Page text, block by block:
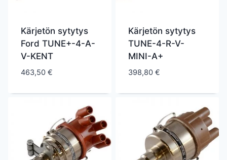
Kärjetön sytytys
Ford TUNE+-4-A-
V-KENT
463,50 €
Kärjetön sytytys
TUNE-4-R-V-
MINI-A+
398,80 €